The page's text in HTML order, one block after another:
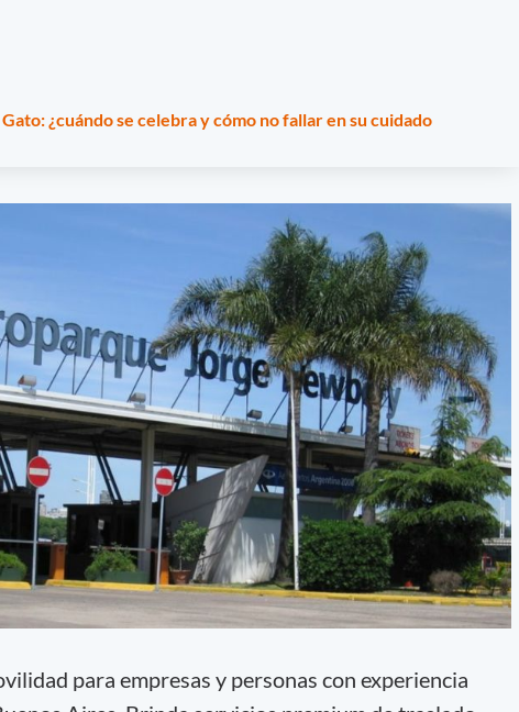
¿cuándo se celebra y cómo no fallar en su cuidado
para empresas y personas con experiencia